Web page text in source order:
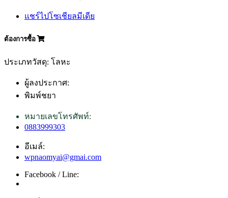
แชร์ไปโซเชียลมีเดีย
ต้องการซื้อ
ประเภทวัสดุ: โลหะ
ผู้ลงประกาศ:
พิมพ์ชยา
หมายเลขโทรศัพท์:
0883999303
อีเมล์:
wpnaomyai@gmai.com
Facebook / Line: